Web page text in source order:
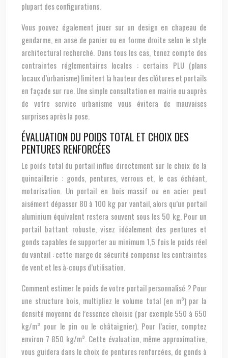
plupart des configurations.
Vous pouvez également jouer sur un design en chapeau de
gendarme, en anse de panier ou en forme droite selon le style
architectural recherché. Dans tous les cas, tenez compte des
contraintes réglementaires locales : certains PLU (plans
locaux d’urbanisme) limitent la hauteur des clôtures et portails
en façade sur rue. Une simple consultation en mairie ou auprès
de votre service urbanisme vous évitera de mauvaises
surprises après la pose.
ÉVALUATION DU POIDS TOTAL ET CHOIX DES
PENTURES RENFORCÉES
Le poids total du portail influe directement sur le choix de la
quincaillerie : gonds, pentures, verrous et, le cas échéant,
motorisation. Un portail en bois massif ou en acier peut
aisément dépasser 80 à 100 kg par vantail, alors qu’un portail
aluminium équivalent restera souvent sous les 50 kg. Pour un
portail battant robuste, visez idéalement des pentures et
gonds capables de supporter au minimum 1,5 fois le poids réel
du vantail : cette marge de sécurité compense les contraintes
de vent et les à-coups d’utilisation.
Comment estimer le poids de votre portail personnalisé ? Pour
une structure bois, multipliez le volume total (en m³) par la
densité moyenne de l’essence choisie (par exemple 550 à 650
kg/m³ pour le pin ou le châtaignier). Pour l’acier, comptez
environ 7 850 kg/m³. Cette évaluation, même approximative,
vous guidera dans le choix de pentures renforcées, de gonds à